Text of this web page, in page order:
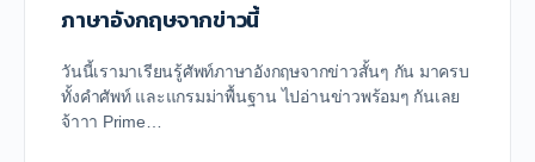
ภาษาอังกฤษจากข่าวนี้
วันนี้เรามาเรียนรู้ศัพท์ภาษาอังกฤษจากข่าวสั้นๆ กัน มาครบ
ทั้งคำศัพท์ และแกรมม่าพื้นฐาน ไปอ่านข่าวพร้อมๆ กันเลย
จ้าาา Prime…